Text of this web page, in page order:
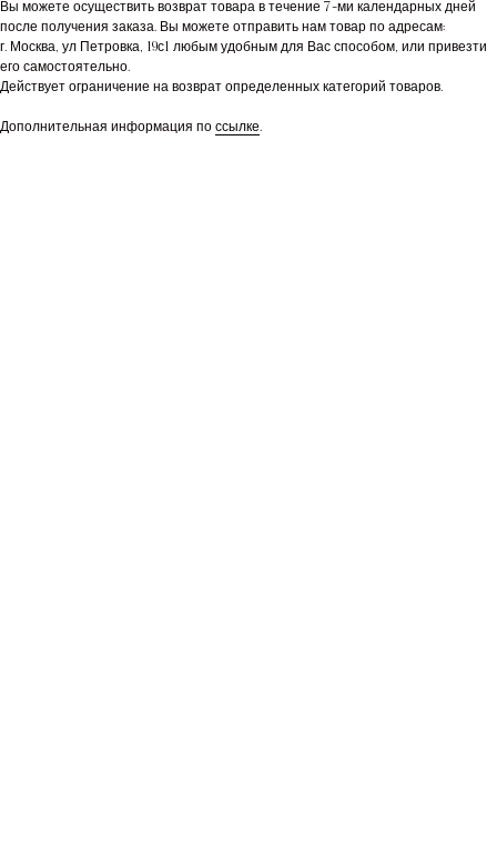
Вы можете осуществить возврат товара в течение 7-ми календарных дней
после получения заказа. Вы можете отправить нам товар по адресам:
г. Москва, ул Петровка, 19с1 любым удобным для Вас способом, или привезти
его самостоятельно.
Действует ограничение на возврат определенных категорий товаров.
Дополнительная информация по ссылке.